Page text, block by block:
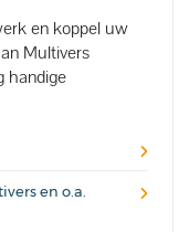
en koppel uw
Multivers
handige
en o.a.